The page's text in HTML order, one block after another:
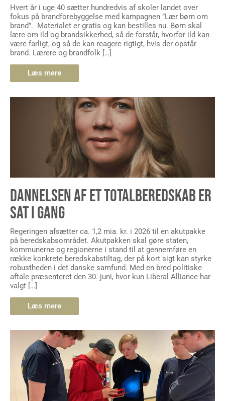
Hvert år i uge 40 sætter hundredvis af skoler landet over
fokus på brandforebyggelse med kampagnen ”Lær børn om
brand”. Materialet er gratis og kan bestilles nu. Børn skal
lære om ild og brandsikkerhed, så de forstår, hvorfor ild kan
være farligt, og så de kan reagere rigtigt, hvis der opstår
brand. Lærere og brandfolk […]
Læs mere
DANNELSEN AF ET TOTALBEREDSKAB ER
SAT I GANG
Regeringen afsætter ca. 1,2 mia. kr. i 2026 til en akutpakke
på beredskabsområdet. Akutpakken skal gøre staten,
kommunerne og regionerne i stand til at gennemføre en
række konkrete beredskabstiltag, der på kort sigt kan styrke
robustheden i det danske samfund. Med en bred politiske
aftale præsenteret den 30. juni, hvor kun Liberal Alliance har
valgt […]
Læs mere